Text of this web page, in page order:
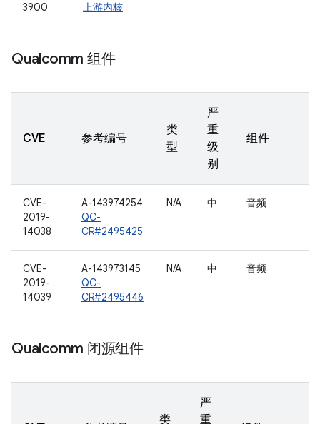
3900
上游内核
Qualcomm 组件
CVE 参考编号
类
型
严
重
级
别
组件
CVE-
2019-
14038
A-143974254
QC-
CR#2495425
N/A 中 音频
CVE-
2019-
14039
A-143973145
QC-
CR#2495446
N/A 中 音频
Qualcomm 闭源组件
类
严
重